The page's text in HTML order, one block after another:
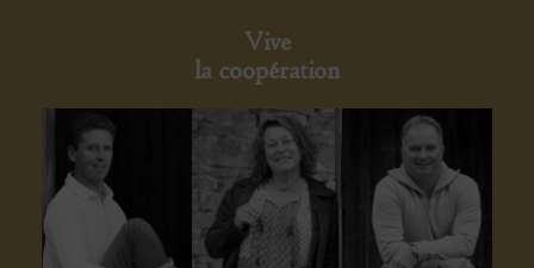
Vive
la coopération